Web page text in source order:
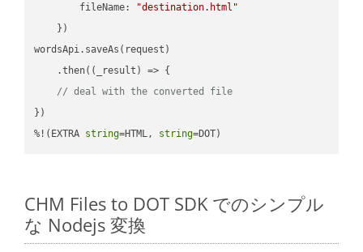
fileName:
"destination.html"
    })
wordsApi.saveAs(request)
    .then(
( _result ) => {
// deal with the converted file
})
%!(EXTRA string=HTML, string=DOT)
CHM Files to DOT SDK でのシンプル
な Nodejs 変換